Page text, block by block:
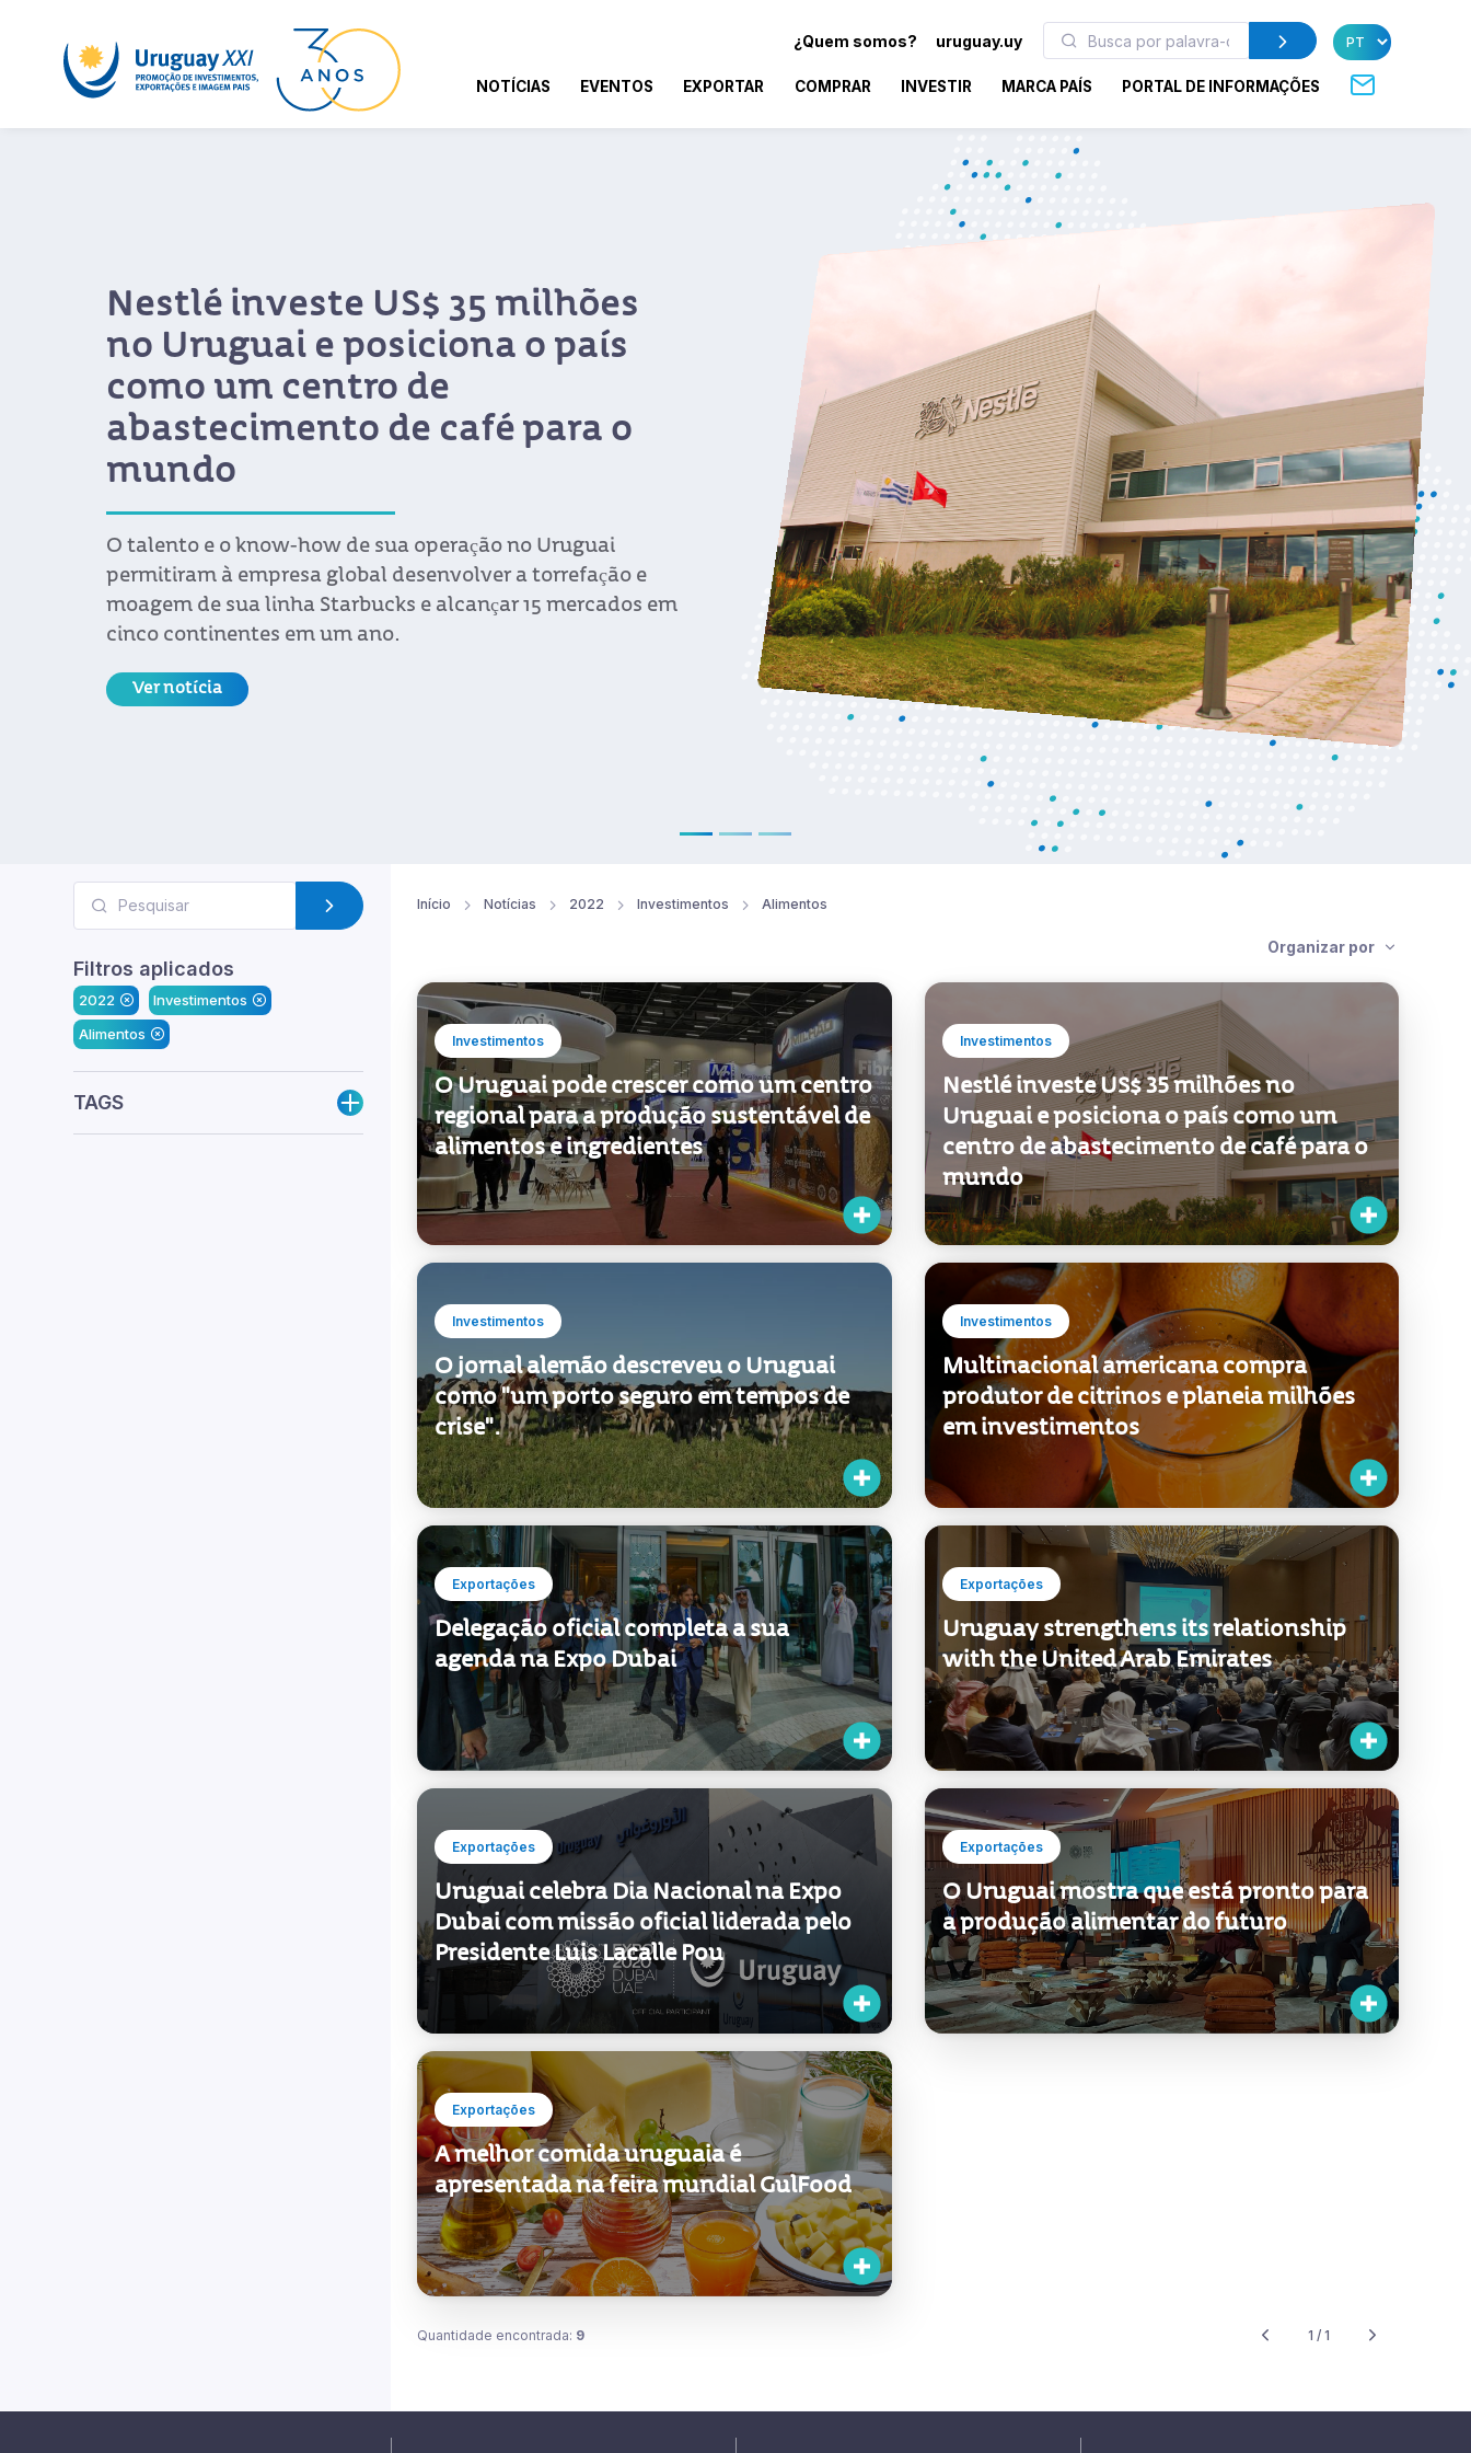
¿Quem somos? uruguay.uy
NOTÍCIAS EVENTOS EXPORTAR COMPRAR INVESTIR MARCA PAÍS PORTAL DE INFORMAÇÕES
Delegação oficial completa a
sua agenda na Expo Dubai
Liderada pelo Presidente uruguaio Luis Lacalle Pou, a
missão realizou múltiplas actividades para estabelecer
laços comerciais com o Médio Oriente, África e Sul da Ásia.
Ver notícia
Filtros aplicados
2022
Investimentos
Alimentos
TAGS
Início Notícias 2022 Investimentos Alimentos
Organizar por
Investimentos
O Uruguai pode crescer como um centro
regional para a produção sustentável de
alimentos e ingredientes
Investimentos
Nestlé investe US$ 35 milhões no
Uruguai e posiciona o país como um
centro de abastecimento de café para o
mundo
Investimentos
O jornal alemão descreveu o Uruguai
como "um porto seguro em tempos de
crise".
Investimentos
Multinacional americana compra
produtor de citrinos e planeia milhões
em investimentos
Exportações
Delegação oficial completa a sua
agenda na Expo Dubai
Exportações
Uruguay strengthens its relationship
with the United Arab Emirates
Exportações
Uruguai celebra Dia Nacional na Expo
Dubai com missão oficial liderada pelo
Presidente Luis Lacalle Pou
Exportações
O Uruguai mostra que está pronto para
a produção alimentar do futuro
Exportações
A melhor comida uruguaia é
apresentada na feira mundial GulFood
Quantidade encontrada: 9 1 / 1